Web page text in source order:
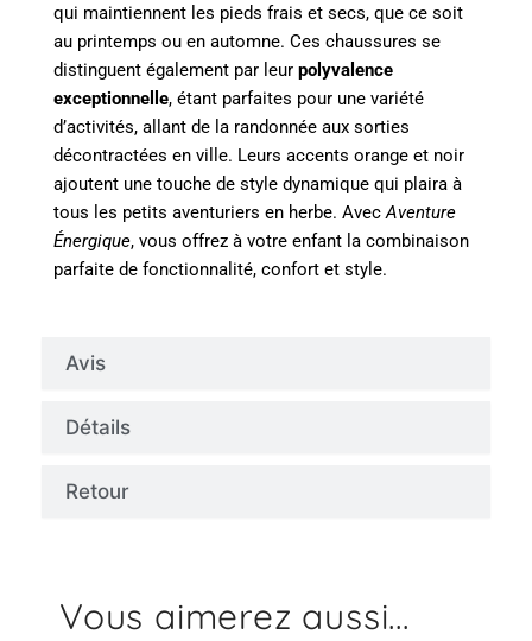
Avis
Détails
Retour
qui maintiennent les pieds frais et secs, que ce soit
au printemps ou en automne. Ces chaussures se
distinguent également par leur polyvalence
exceptionnelle, étant parfaites pour une variété
d’activités, allant de la randonnée aux sorties
décontractées en ville. Leurs accents orange et noir
ajoutent une touche de style dynamique qui plaira à
tous les petits aventuriers en herbe. AvecAventure
Énergique, vous offrez à votre enfant la combinaison
parfaite de fonctionnalité, confort et style.
Vous aimerez aussi...